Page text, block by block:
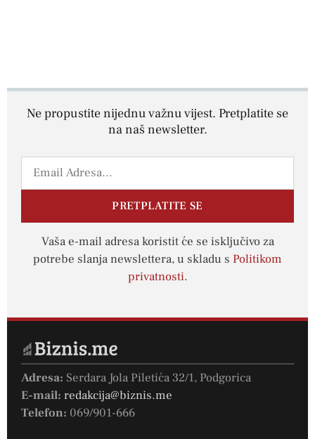
Ne propustite nijednu važnu vijest. Pretplatite se
na naš newsletter.
PRETPLATITE SE
Vaša e-mail adresa koristit će se isključivo za
potrebe slanja newslettera, u skladu s Politikom
privatnosti.
Adresa: Serdara Jola Piletića 32/1, Podgorica
E-mail: redakcija@biznis.me
Telefon: 069/901-666